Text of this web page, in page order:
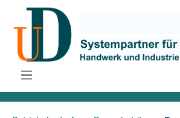
Zum Hauptinhalt springen